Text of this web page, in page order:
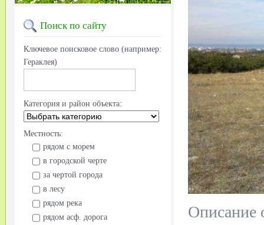
Поискпо сайту
Ключевое поисковое слово (например:
Гераклея)
Категория и район объекта:
Местность:
рядом с морем
в городской черте
за чертой города
в лесу
рядом река
рядом асф. дорога
Описание